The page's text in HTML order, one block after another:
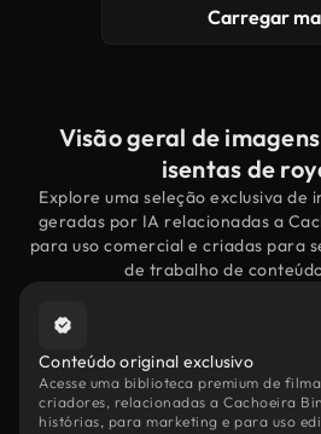
Carregar
Visão geral de
isentas de
Explore uma seleção exclusiva de
geradas por IA relacionadas a
para uso comercial e criadas para
de trabalho de
Conteúdo original exclusivo
Acesse uma biblioteca premium de
criadores, relacionadas a Cachoeira
histórias, para marketing e para uso